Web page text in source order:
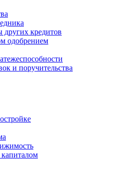
других кредитов
одобрением
и поручительства